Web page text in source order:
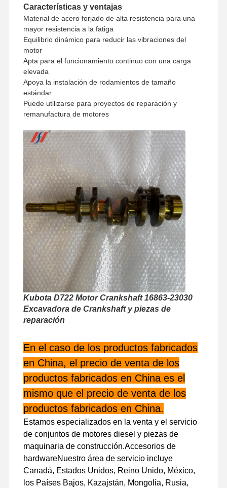
Inicio Productos
Espectáculo
De RV
Sobre
Nosotros
Visita A La
Fábrica
Control De
Calidad
Contáctenos Noticias
Casos
Perkins Engine
Motor Yanmar
El motor Kubota
El motor de Isuzu
Motor Cummins
siguiente:
Método de envío
Los servicios de transporte de
mercancías y servicios de
transporte de mercancías y
Características y ventajas
Material de acero forjado de alta resistencia para una
mayor resistencia a la fatiga
Equilibrio dinámico para reducir las vibraciones del
motor
Apta para el funcionamiento continuo con una carga
elevada
Apoya la instalación de rodamientos de tamaño
estándar
Puede utilizarse para proyectos de reparación y
remanufactura de motores
Kubota D722 Motor Crankshaft 16863-23030
Excavadora de Crankshaft y piezas de
reparación
En el caso de los productos fabricados
en China, el precio de venta de los
productos fabricados en China es el
mismo que el precio de venta de los
productos fabricados en China.
Estamos especializados en la venta y el servicio
de conjuntos de motores diesel y piezas de
maquinaria de construcción.Accesorios de
hardwareNuestro área de servicio incluye
Canadá, Estados Unidos, Reino Unido, México,
los Países Bajos, Kazajstán, Mongolia, Rusia,